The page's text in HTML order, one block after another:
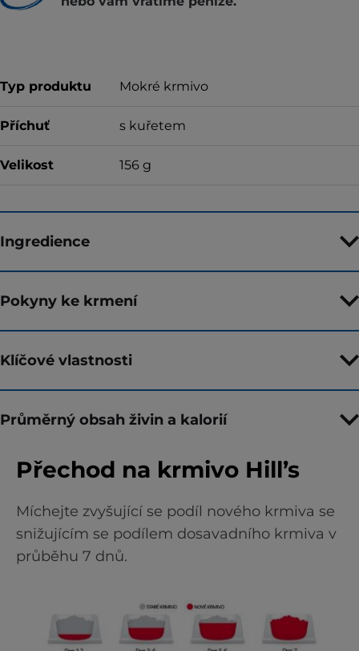
Typ produktu Mokré krmivo
Příchuť s kuřetem
Velikost 156 g
Ingredience
Pokyny ke krmení
Klíčové vlastnosti
Průměrný obsah živin a kalorií
Přechod na krmivo Hill’s
Míchejte zvyšující se podíl nového krmiva se
snižujícím se podílem dosavadního krmiva v
průběhu 7 dnů.